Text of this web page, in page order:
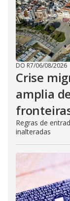
DO R7/06/08/2026
Crise
amplia
Regras de
inalteradas